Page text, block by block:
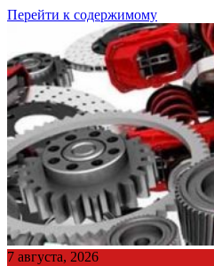
Перейти к содержимому
7 августа, 2026